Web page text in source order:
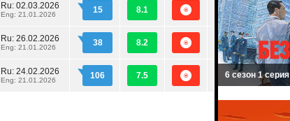
Ru: 02.03.2026
Eng: 21.01.2026 15 8.1
Ru: 26.02.2026
Eng: 21.01.2026 38 8.2
Ru: 24.02.2026
Eng: 21.01.2026 106 7.5 6 сезон 1 серия